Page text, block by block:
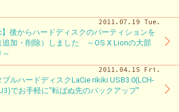
2011.07.19 Tue.
】後からハードディスクのパーティションを
追加・削除）しました ～OS X Lionの大部
2011.04.15 Fri.
ブルハードディスクLaCie rikiki USB3.0(LCH-
でお手軽に”転ばぬ先のバックアップ”